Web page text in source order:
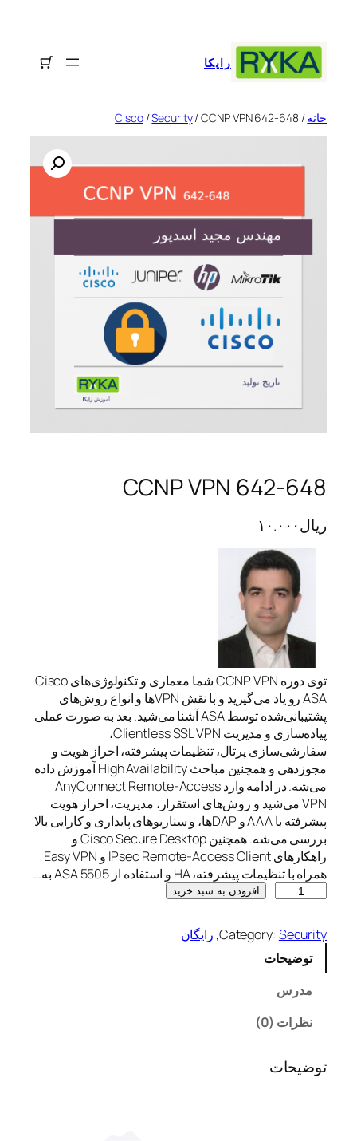
رایکا
خانه/
Cisco/Security/ CCNP VPN 642-648
CCNP VPN 642-648
ریال۱۰.۰۰۰
توی دوره CCNP VPN شما معماری و تکنولوژی‌های Cisco
ASA رو یاد می‌گیرید و با نقش VPNها و انواع روش‌های
پشتیبانی‌شده توسط ASA آشنا می‌شید. بعد به صورت عملی
پیاده‌سازی و مدیریت Clientless SSL VPN،
سفارشی‌سازی پرتال، تنظیمات پیشرفته، احراز هویت و
مجوزدهی و همچنین مباحث High Availability آموزش داده
می‌شه. در ادامه وارد AnyConnect Remote-Access
VPN می‌شید و روش‌های استقرار، مدیریت، احراز هویت
پیشرفته با AAA و DAPها، و سناریوهای پایداری و کارایی بالا
بررسی می‌شه. همچنین Cisco Secure Desktop و
راهکارهای IPsec Remote-Access Client و Easy VPN
همراه با تنظیمات پیشرفته، HA و استفاده از ASA 5505 به…
P
P
-
افزودن به سبد خرید
Category: Security
, رایگان
توضیحات
مدرس
نظرات (0)
توضیحات